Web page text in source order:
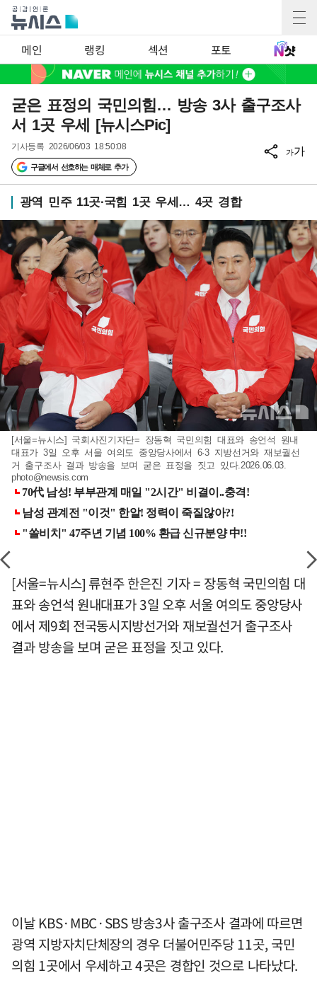
메인 랭킹 섹션 포토
굳은 표정의 국민의힘… 방송 3사 출구조사
서 1곳 우세 [뉴시스Pic]
기사등록 2026/06/03 18:50:08
구글에서 선호하는 매체로 추가
가가
광역 민주 11곳·국힘 1곳 우세… 4곳 경합
[서울=뉴시스] 국회사진기자단= 장동혁 국민의힘 대표와 송언석 원내
대표가 3일 오후 서울 여의도 중앙당사에서 6·3 지방선거와 재보궐선
거 출구조사 결과 방송을 보며 굳은 표정을 짓고 있다.2026.06.03.
photo@newsis.com
[서울=뉴시스] 류현주 한은진 기자 = 장동혁 국민의힘 대
표와 송언석 원내대표가 3일 오후 서울 여의도 중앙당사
에서 제9회 전국동시지방선거와 재보궐선거 출구조사
결과 방송을 보며 굳은 표정을 짓고 있다.
이날 KBS·MBC·SBS 방송3사 출구조사 결과에 따르면
광역 지방자치단체장의 경우 더불어민주당 11곳, 국민
의힘 1곳에서 우세하고 4곳은 경합인 것으로 나타났다.